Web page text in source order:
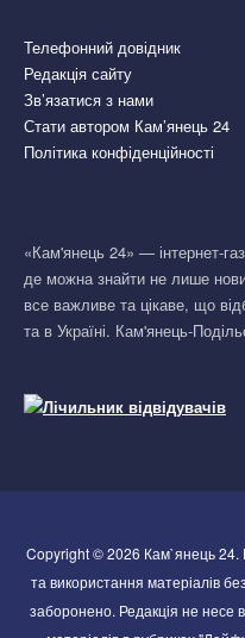
Телефонний довідник
Редакція сайту
Зв’язатися з нами
Стати автором Кам’янець 24
Політика конфіденційності
«Кам'янець 24» — інтернет-
де можна знайти не лише
все важливе та цікаве, що
та в Україні. Кам'янець-
Copyright © 2026 Кам`янець 24.
та використання матеріалів
заборонено. Редакція не несе